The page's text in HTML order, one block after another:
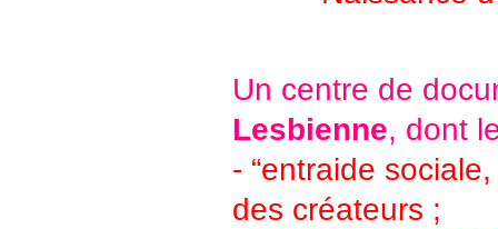
Un centre de
Lesbienne, dont
- “entraide
des créateurs ;